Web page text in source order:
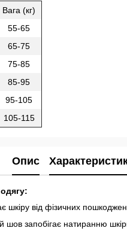
Вага (кг)
55-65
65-75
75-85
85-95
95-105
105-115
Опис
шкіру від фізичних
шов запобігає натиранню